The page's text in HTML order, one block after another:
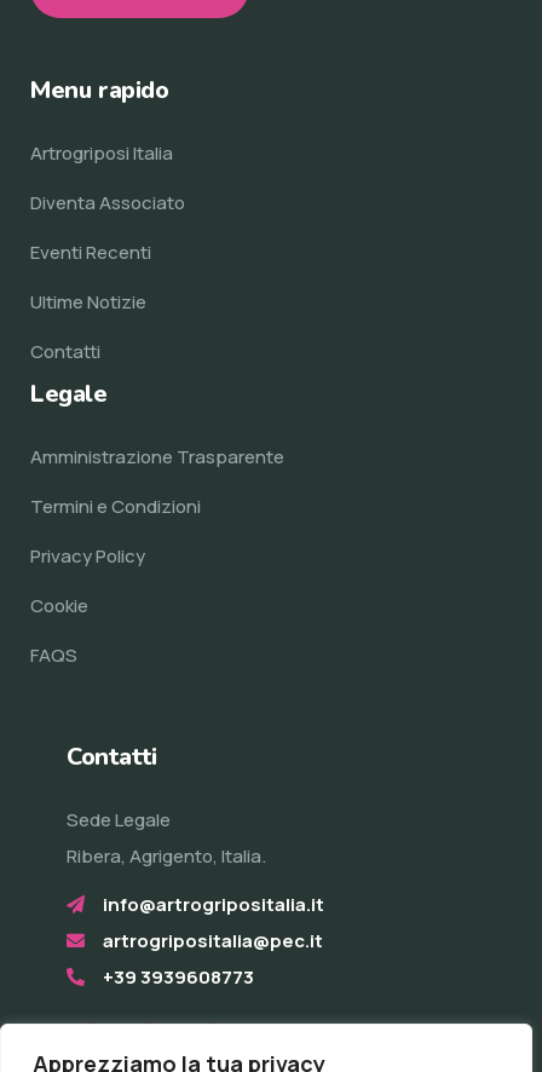
Apprezziamo la tua privacy
Menu rapido
Artrogriposi Italia
Diventa Associato
Eventi Recenti
Ultime Notizie
Contatti
Legale
Amministrazione Trasparente
Termini e Condizioni
Privacy Policy
Cookie
FAQS
Contatti
Sede Legale
Ribera, Agrigento, Italia.
info@artrogripositalia.it
artrogripositalia@pec.it
+39 3939608773